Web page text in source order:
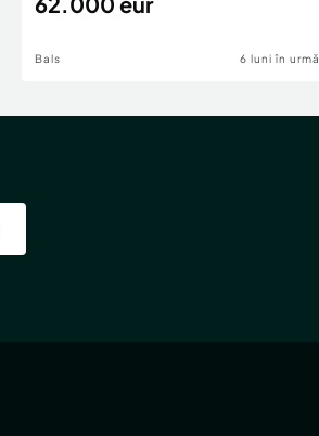
Bals 6 luni în urmă